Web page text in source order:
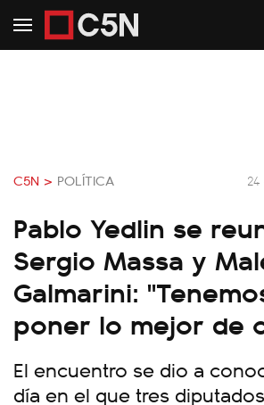
C5N > POLÍTICA
Pablo Yedlin se
Sergio Massa y
Galmarini:
poner lo mejor de
El encuentro se dio a
día en el que tres